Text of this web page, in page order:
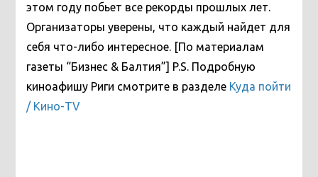
этом году побьет все рекорды прошлых лет.
Организаторы уверены, что каждый найдет для
себя что-либо интересное. [По материалам
газеты “Бизнес & Балтия”] P.S. Подробную
киноафишу Риги смотрите в разделе Куда пойти
/ Кино-TV